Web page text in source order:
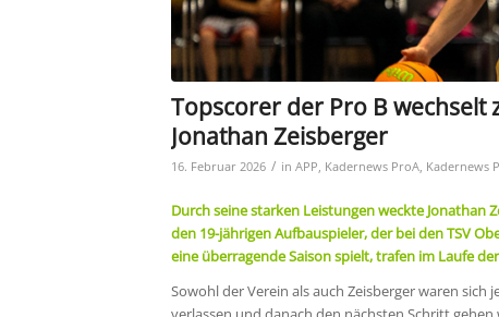
Topscorer der Pro B wechselt
Jonathan Zeisberger
16. Februar 2026 / in APP Kadernews ProA Kadernews
Durch seine starken Leistungen weckte Jonathan
den 19-jährigen Aufbauspieler, der bei den TSV
eine überragende Saison spielt, trafen im Laufe
Sowohl der Verein als auch Zeisberger waren sich